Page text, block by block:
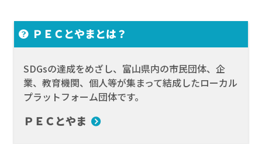
ＰＥＣとやまとは？
SDGsの達成をめざし、富山県内の市民団体、企
業、教育機関、個人等が集まって結成したローカル
プラットフォーム団体です。
ＰＥＣとやま